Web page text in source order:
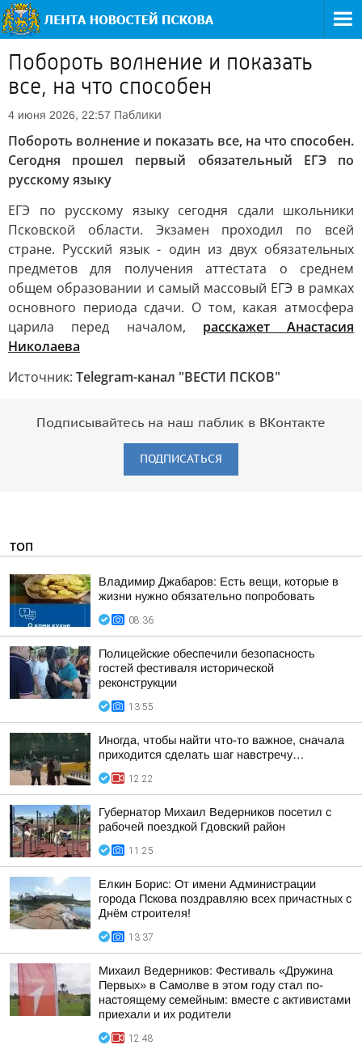
Побороть волнение и показать
все, на что способен
4 июня 2026, 22:57 Паблики
Побороть волнение и показать все, на что способен.
Сегодня прошел первый обязательный ЕГЭ по
русскому языку
ЕГЭ по русскому языку сегодня сдали школьники
Псковской области. Экзамен проходил по всей
стране. Русский язык - один из двух обязательных
предметов для получения аттестата о среднем
общем образовании и самый массовый ЕГЭ в рамках
основного периода сдачи. О том, какая атмосфера
царила перед началом, расскажет Анастасия
Николаева
Источник: Telegram-канал "ВЕСТИ ПСКОВ"
Подписывайтесь на наш паблик в ВКонтакте
ПОДПИСАТЬСЯ
ТОП
Владимир Джабаров: Есть вещи, которые в
жизни нужно обязательно попробовать
08:36
Полицейские обеспечили безопасность
гостей фестиваля исторической
реконструкции
13:55
Иногда, чтобы найти что-то важное, сначала
приходится сделать шаг навстречу…
12:22
Губернатор Михаил Ведерников посетил с
рабочей поездкой Гдовский район
11:25
Елкин Борис: От имени Администрации
города Пскова поздравляю всех причастных с
Днём строителя!
13:37
Михаил Ведерников: Фестиваль «Дружина
Первых» в Самолве в этом году стал по-
настоящему семейным: вместе с активистами
приехали и их родители
12:48